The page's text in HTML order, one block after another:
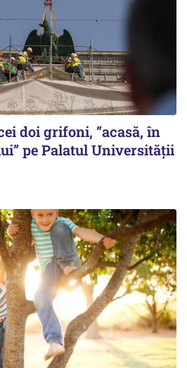
doi grifoni, ”acasă, în
pe Palatul Universității